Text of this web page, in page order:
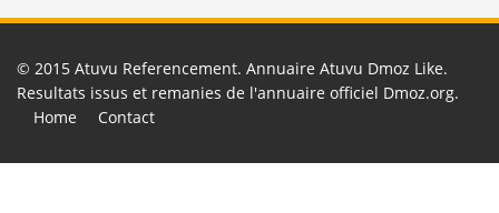
© 2015 Atuvu Referencement. Annuaire Atuvu Dmoz Like.
Resultats issus et remanies de l'annuaire officiel Dmoz.org.
Home
Contact